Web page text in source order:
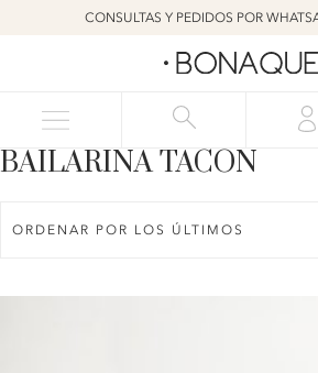
CONSULTAS Y PEDIDOS POR
BAILARINA TACÓN